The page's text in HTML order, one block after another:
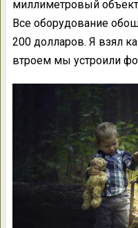
миллиметровый
Все оборудование
200 долларов. Я взял
втроем мы устроили